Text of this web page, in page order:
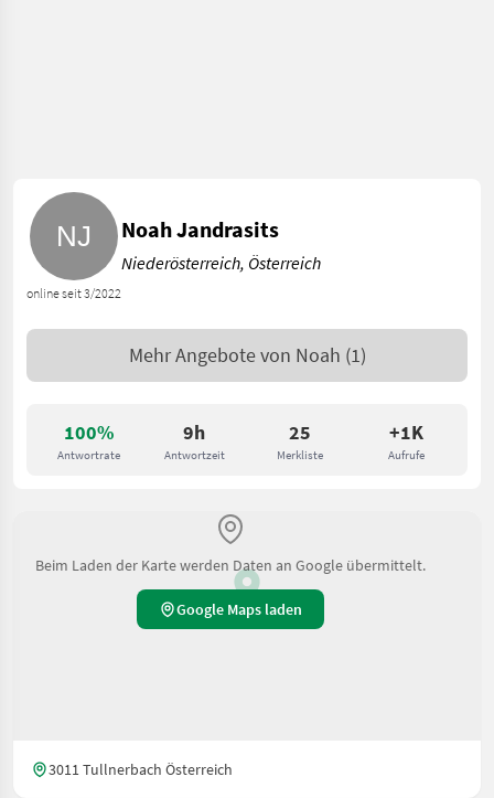
100%
Antwortrate
9h
Antwortzeit
25
Merkliste
+1K
Aufrufe
online seit 3/2022
Noah Jandrasits
Niederösterreich, Österreich
Mehr Angebote von Noah (1)
Beim Laden der Karte werden Daten an Google übermittelt.
Google Maps laden
3011 Tullnerbach Österreich